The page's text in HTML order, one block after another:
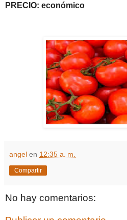
PRECIO: económico
angel en 12:35 a. m.
Compartir
No hay comentarios: